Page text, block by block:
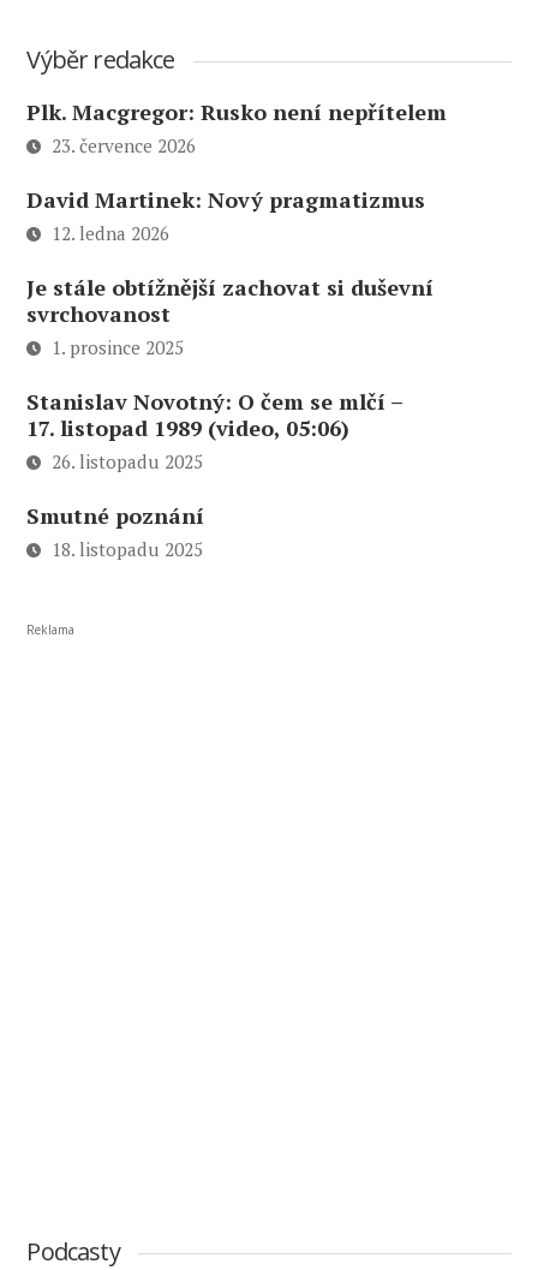
Výběr redakce
Plk. Macgregor: Rusko není nepřítelem
23. července 2026
David Martinek: Nový pragmatizmus
12. ledna 2026
Je stále obtížnější zachovat si duševní
svrchovanost
1. prosince 2025
Stanislav Novotný: O čem se mlčí –
17. listopad 1989 (video, 05:06)
26. listopadu 2025
Smutné poznání
18. listopadu 2025
Reklama
Podcasty